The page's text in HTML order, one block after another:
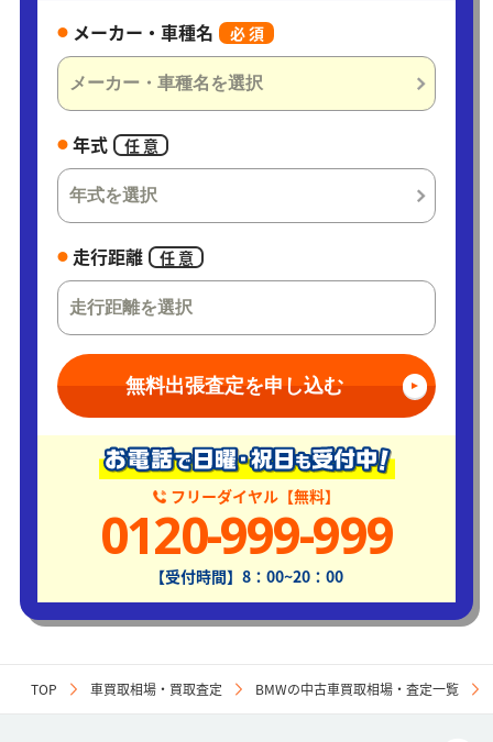
メーカー・車種名 必 須
年式 任 意
走行距離 任 意
無料出張査定を申し込む
フリーダイヤル【無料】
0120-999-999
【受付時間】8：00~20：00
TOP 車買取相場・買取査定 BMWの中古車買取相場・査定一覧